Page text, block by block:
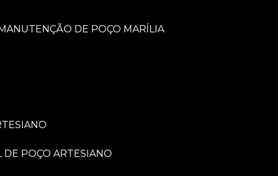
MANUTENÇÃO DE POÇO MARÍLIA
DE POÇO ARTESIANO